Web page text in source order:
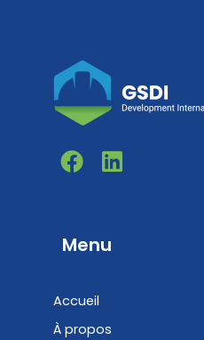
F
a
b
o
L
i
e
Menu
Accueil
À propos